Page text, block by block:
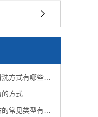
式有哪些？
的方式
见类型有哪些